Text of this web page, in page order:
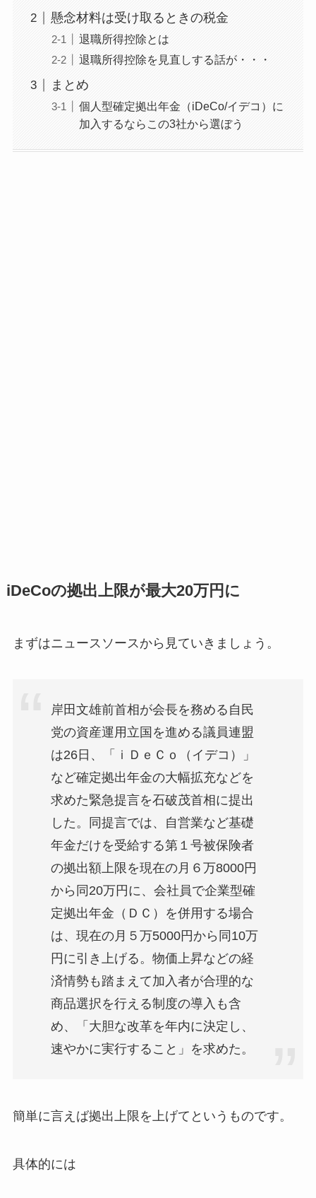
懸念材料は受け取るときの税金
退職所得控除とは
退職所得控除を見直しする話が・・・
まとめ
個人型確定拠出年金（iDeCo/イデコ）に
加入するならこの3社から選ぼう
iDeCoの拠出上限が最大20万円に
まずはニュースソースから見ていきましょう。
岸田文雄前首相が会長を務める自民
党の資産運用立国を進める議員連盟
は26日、「ｉＤｅＣｏ（イデコ）」
など確定拠出年金の大幅拡充などを
求めた緊急提言を石破茂首相に提出
した。同提言では、自営業など基礎
年金だけを受給する第１号被保険者
の拠出額上限を現在の月６万8000円
から同20万円に、会社員で企業型確
定拠出年金（ＤＣ）を併用する場合
は、現在の月５万5000円から同10万
円に引き上げる。物価上昇などの経
済情勢も踏まえて加入者が合理的な
商品選択を行える制度の導入も含
め、「大胆な改革を年内に決定し、
速やかに実行すること」を求めた。
簡単に言えば拠出上限を上げてというものです。
具体的には